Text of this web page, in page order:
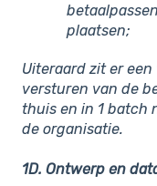
plaatsen;
Uiteraard zit er
versturen van de
thuis en in 1 batch
de organisatie.
1D. Ontwerp en